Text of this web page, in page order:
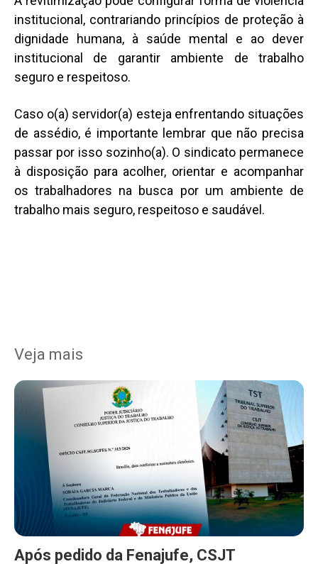
institucional, contrariando princípios de proteção à
dignidade humana, à saúde mental e ao dever
institucional de garantir ambiente de trabalho
seguro e respeitoso.
Caso o(a) servidor(a) esteja enfrentando situações
de assédio, é importante lembrar que não precisa
passar por isso sozinho(a). O sindicato permanece
à disposição para acolher, orientar e acompanhar
os trabalhadores na busca por um ambiente de
trabalho mais seguro, respeitoso e saudável.
Veja mais
Após pedido da Fenajufe, CSJT